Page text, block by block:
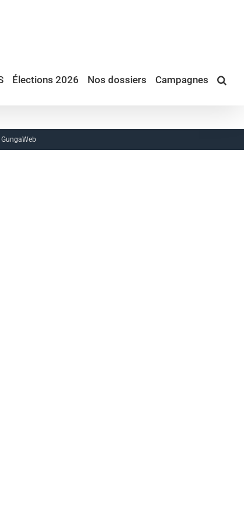
Élections 2026 Nos dossiers Campagnes
GungaWeb